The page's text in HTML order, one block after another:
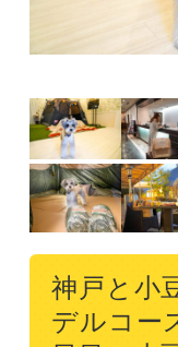
神戸と小
デルコー